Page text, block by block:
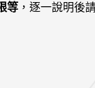
等 ，逐一說明後